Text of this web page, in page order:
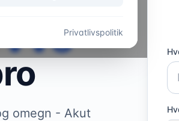
VVS-
omegn - Akut
Privatlivspolitik